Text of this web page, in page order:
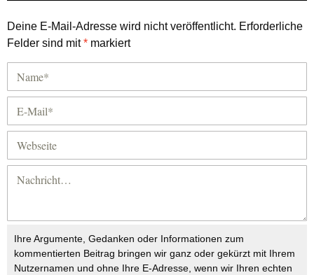
Deine E-Mail-Adresse wird nicht veröffentlicht. Erforderliche
Felder sind mit* markiert
Ihre Argumente, Gedanken oder Informationen zum
kommentierten Beitrag bringen wir ganz oder gekürzt mit Ihrem
Nutzernamen und ohne Ihre E-Adresse, wenn wir Ihren echten